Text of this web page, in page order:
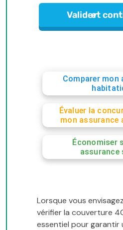
Comparer mon
Évaluer la
mon
Économiser
assurance
Lorsque vous
vérifier la couverture
essentiel pour garantir